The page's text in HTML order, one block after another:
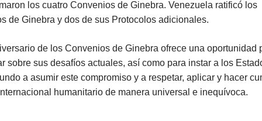
los cuatro Convenios de Ginebra. Venezuela ratificó los
de Ginebra y dos de sus Protocolos adicionales.
de los Convenios de Ginebra ofrece una oportunidad
sobre sus desafíos actuales, así como para instar a los
a asumir este compromiso y a respetar, aplicar y hacer
humanitario de manera universal e inequívoca.